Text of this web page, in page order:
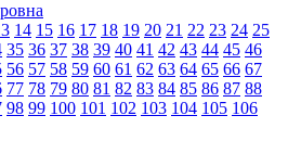
14 15 16 17 18 19 20 21 22 23 24 25
35 36 37 38 39 40 41 42 43 44 45 46
56 57 58 59 60 61 62 63 64 65 66 67
77 78 79 80 81 82 83 84 85 86 87 88
98 99 100 101 102 103 104 105 106